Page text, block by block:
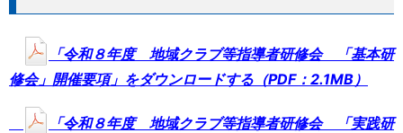
「令和８年度 地域クラブ等指導者研修会 「基本研
修会」開催要項」をダウンロードする（PDF：2.1MB）
「令和８年度 地域クラブ等指導者研修会 「実践研